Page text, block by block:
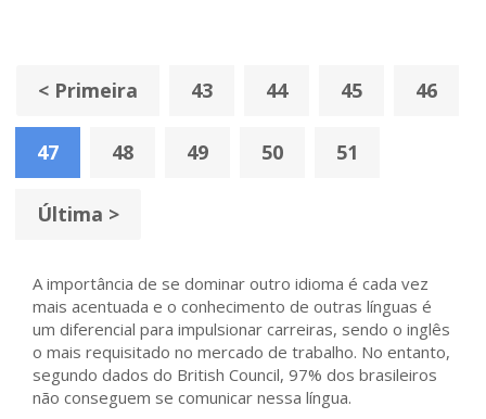
< Primeira 43 44 45 46
47 48 49 50 51
Última >
A importância de se dominar outro idioma é cada vez
mais acentuada e o conhecimento de outras línguas é
um diferencial para impulsionar carreiras, sendo o inglês
o mais requisitado no mercado de trabalho. No entanto,
segundo dados do British Council, 97% dos brasileiros
não conseguem se comunicar nessa língua.